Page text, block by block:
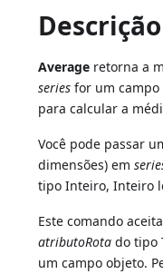
Descrição
Average retorna a
series for um
para calcular a
Você pode passar
dimensões) em
tipo Inteiro, Inteiro
Este comando
atributoRota do tipo
um campo objeto.